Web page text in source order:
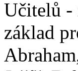
Učitelů -
základ